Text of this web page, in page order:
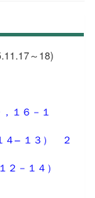
～18)
６－１
– １３） ２
２－１４）